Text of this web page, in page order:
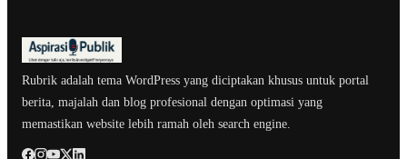
Rubrik adalah tema WordPress yang diciptakan khusus untuk portal
berita, majalah dan blog profesional dengan optimasi yang
memastikan website lebih ramah oleh search engine.